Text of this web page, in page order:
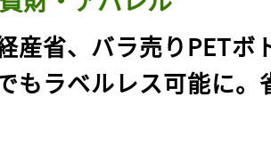
産省、バラ売りPETボ
もラベルレス可能に。